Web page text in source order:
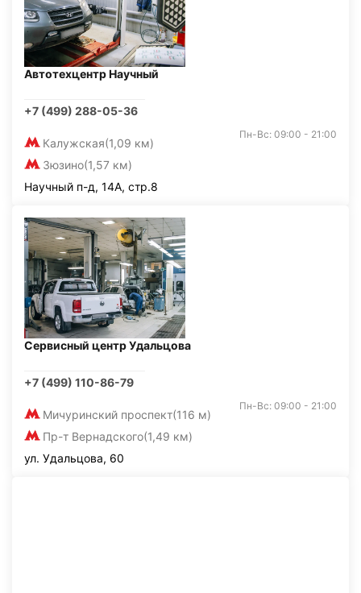
Автотехцентр Научный
+7 (499) 288-05-36
Калужская(1,09 км)
Зюзино(1,57 км)
Пн-Вс: 09:00 - 21:00
Научный п-д, 14А, стр.8
Сервисный центр Удальцова
+7 (499) 110-86-79
Мичуринский проспект(116 м)
Пр-т Вернадского(1,49 км)
Пн-Вс: 09:00 - 21:00
ул. Удальцова, 60